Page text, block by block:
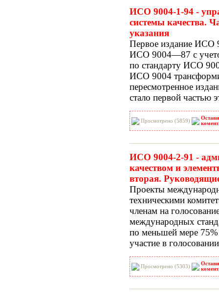
ИСО 9004-1-94 -
системы качества.
указания
Первое издание ИСО
ИСО 9004—87 с
по стандарту ИСО
ИСО 9004
пересмотренное
стало первой частью
Просмотрено (5859)
ИСО 9004-2-91 -
качеством и
вторая.
Проекты
техническими
членам на
международных
по меньшей мере
участие в
Просмотрено (5303)